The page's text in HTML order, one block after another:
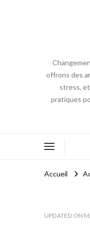
offrons des
stress,
pratiques
Accueil
UPDATED ON